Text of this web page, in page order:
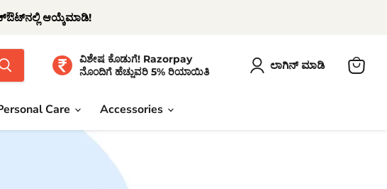
ಆಯ್ಕೆಮಾಡಿ!
ವಿಶೇಷ ಕೊಡುಗೆ! Razorpay
ನೊಂದಿಗೆ ಹೆಚ್ಚುವರಿ 5% ರಿಯಾಯಿತಿ
ಲಾಗಿನ್ ಮಾಡಿ
Care Accessories